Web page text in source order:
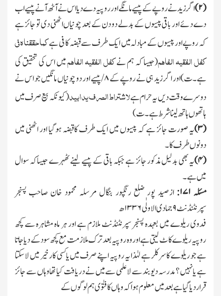
(۲) اگر زید نے روپے کے پیسے مانگے اور روپیہ دے دیا اس نے آٹھ آنے پیسے اب
دے دئے اور باقی پیسوں کے بدلے دو دن کے بعد چونیاں اٹھنی دی تو جائز ہے
کہ روپے اور پیسوں کے مبادلہ میں ایك طرف سے قبضہ کافی ہےکما حققناہ فی
کفل الفقیہ الفاھم(جیسا کہ ہم نےکفل الفقیہ الفاھممیں اس کی تحقیق کی
ہے۔ت)اور اگر زید ہی نے روپے کے۸/ پیسے اور دو چونیاں مانگیں جو اس نے
دوسرے وقت دیں یہ حرام ہےلاشتراط الصرف یدابید(کیونکہ بیع صرف میں
ہاتھوں ہاتھ لینا شرط ہے۔ت)
(۳) یہ صورت جائز ہے کہ پیسوں میں ایك طرف کاقبضہ ہوگیا اور اٹھنی میں
دونوں طرف کا۔
(۴) یہ بھی بدلیل مذکور جائز ہے جبکہ باقی کے پیسے لینے ٹھہرے جیساکہ سوال
میں ہے۔
مسئلہ ۱۷۱: ازصید پور ضلع رنگپور بنگال مرسلہ محمود خان صاحب پسنجر
سپرنٹنڈنٹ۹جمادی الاولٰی۱۳۳۶ھ
فدوی ریلوے میں بعہدہ پسنجر سپرنٹنڈنٹ ملازم ہے اور ہر ماہ مشاہرہ سے کچھ
روپیہ ریلوے کاٹ لیتی ہے اور وہ روپیہ بعد ترك ملازمت مع کچھ سود کے دیا جاتا
ہے جو ریلوے کا سرکلر ہے لہٰذا یہ روپیہ اپنے صرف میں یاکسی کارخیر میں لاسکتا
ہے یانہیں ؟ مدرسہ دیوبند سے لاعلمی سے میں نے دریافت کیا تھا وہاں سے جائز
قرار دیا گیا ہے بعدمیں معلوم ہوا کہ وہاں کا فتوٰی ہم لوگوں کے